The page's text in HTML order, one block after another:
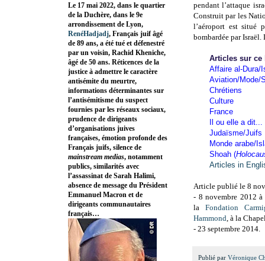
pendant l’attaque
Construit par les
l’aéroport est situé
bombardée par Israël.
Articles sur ce
Affaire al-Dura/
Aviation/Mode/
Chrétiens
Culture
France
Il ou elle a dit...
Judaïsme/Juifs
Monde arabe/
Shoah (
Articles in
Article publié le 8
- 8 novembre 2012à
laFondation
Hammond, à la
- 23 septembre 2014.
Publié par Véronique
Le 17 mai 2022, dans le quartier
de la Duchère, dans le 9e
arrondissement de Lyon,
RenéHadjadj, Français juif âgé
de 89 ans, a été tué et défenestré
par un voisin, Rachid Kheniche,
âgé de 50 ans. Réticences de la
justice à admettre le caractère
antisémite du meurtre,
informations déterminantes sur
l’antisémitisme du suspect
fournies par les réseaux sociaux,
prudence de dirigeants
d’organisations juives
françaises, émotion profonde des
Français juifs, silence de
mainstream medias, notamment
publics, similarités avec
l’assassinat de Sarah Halimi,
absence de message du Président
Emmanuel Macron et de
dirigeants communautaires
français…